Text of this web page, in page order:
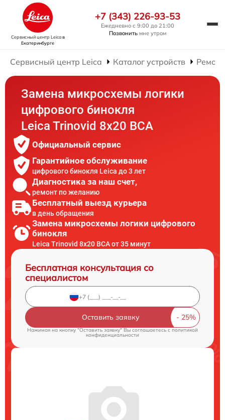
Сервисный центр Leicaв
Екатеринбурге
+7 (343) 226-93-53
Ежедневно с 9:00 до 21:00
Позвонить мне утром
Сервисный центр Leica Каталог устройств
Замена микросхемы логики
цифрового бинокля
Leica Trinovid 8x20 BCA
Официальный сервис
Гарантийное обслуживание
цифрового бинокля Leica до 3 лет
Диагностика за наш счет,
ремонт по желанию
Бесплатный выезд курьера
в день обращения
Замена микросхемы логики цифрового
бинокля
Leica Trinovid 8x20 BCA от 35 минут
Бесплатная консультация со
специалистом
Оставить заявку
Нажимая на кнопку "Оставить заявку" Вы соглашаетесь cполитикой
конфиденциальности